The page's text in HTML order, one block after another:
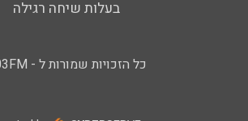
בעלות שיחה רגילה
כל הזכויות שמורות ל - 103FM